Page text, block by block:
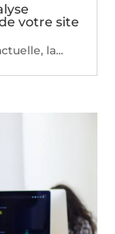
votre site
la...